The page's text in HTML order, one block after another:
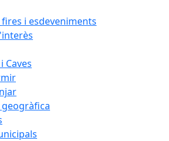
fires i esdeveniments
Caves